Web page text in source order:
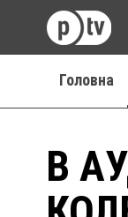
Головна
В